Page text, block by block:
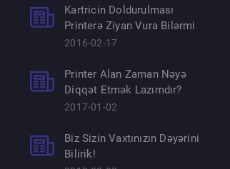
Kartricin Doldurulması
Printerə Ziyan Vura Bilərmi
2016-02-17
Printer Alan Zaman Nəyə
Diqqət Etmək Lazımdır?
2017-01-02
Biz Sizin Vaxtınızın Dəyərini
Bilirik!